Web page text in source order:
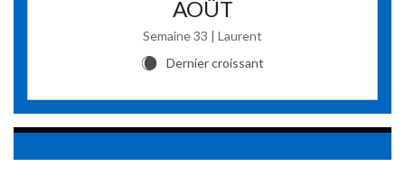
AOÛT
Semaine 33 | Laurent
X Dernier croissant